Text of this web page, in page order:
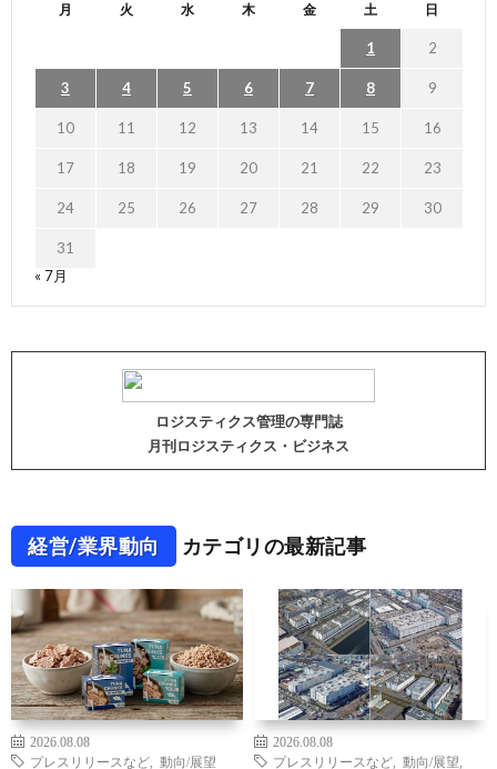
月 火 水 木 金 土 日
1 2
3 4 5 6 7 8 9
10 11 12 13 14 15 16
17 18 19 20 21 22 23
24 25 26 27 28 29 30
31
« 7月
ロジスティクス管理の専門誌
月刊ロジスティクス・ビジネス
経営/業界動向 カテゴリの最新記事
2026.08.08
プレスリリースなど
動向/展望
2026.08.08
プレスリリースなど
動向/展望